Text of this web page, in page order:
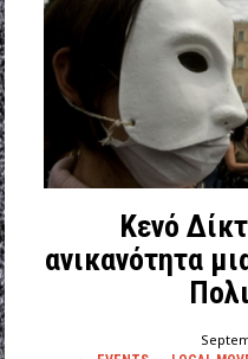
Κενό
ανικανότητα